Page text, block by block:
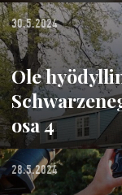
30.5.2024
Ole
osa 4
28.5.2024